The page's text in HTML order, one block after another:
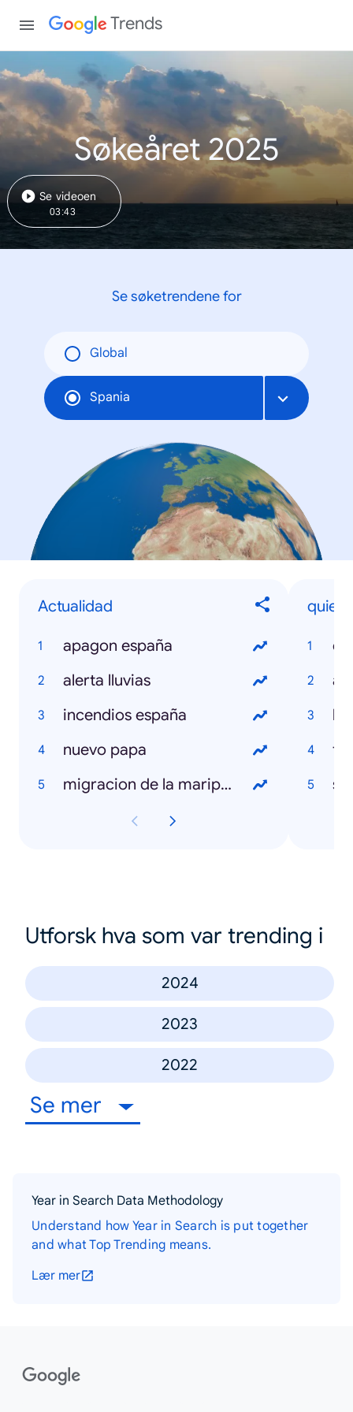
Trends
Søkeåret 2025
Se videoen
03:43
Se søketrendene for
Global
Spania
Actualidad
apagon españa
alerta lluvias
incendios españa
nuevo papa
migracion de la mariposa monarca
quien
el
Utforsk hva som var trending i
2024
2023
2022
Se mer
Year in Search Data Methodology
Understand how Year in Search is put together
and what Top Trending means.
Lær mer